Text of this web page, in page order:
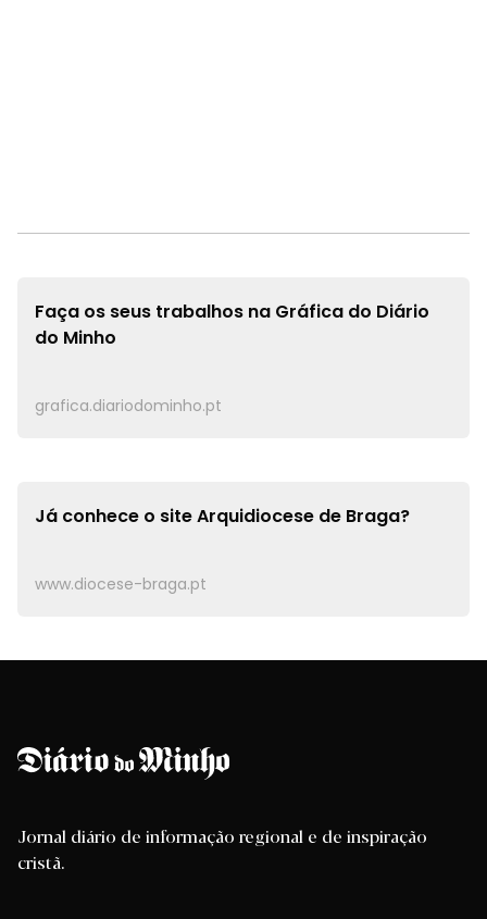
Faça os seus trabalhos na Gráfica do Diário
do Minho
grafica.diariodominho.pt
Já conhece o siteArquidiocese de Braga?
www.diocese-braga.pt
Jornal diário de informação regional e de inspiração
cristã.